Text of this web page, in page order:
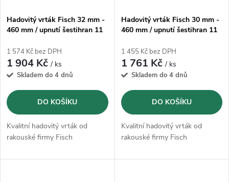
p
r
o
d
u
k
s
p
r
o
d
u
k
Hadovitý vrták Fisch 32 mm -
460 mm / upnutí šestihran 11
1 574 Kč bez DPH
1 904 Kč/ ks
Skladem do 4 dnů
DO KOŠÍKU
Kvalitní hadovitý vrták od
rakouské firmy Fisch
Hadovitý vrták Fisch 30 mm -
460 mm / upnutí šestihran 11
1 455 Kč bez DPH
1 761 Kč/ ks
Skladem do 4 dnů
DO KOŠÍKU
Kvalitní hadovitý vrták od
rakouské firmy Fisch